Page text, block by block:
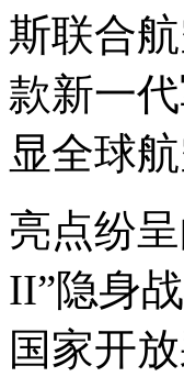
斯联合
款新一
显全球
亮点纷
II”隐身
国家开